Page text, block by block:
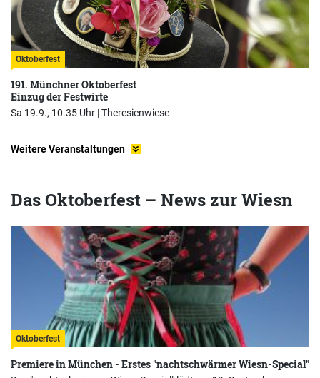
Oktoberfest
191. Münchner Oktoberfest
Einzug der Festwirte
Sa 19.9., 10.35 Uhr |Theresienwiese
Weitere Veranstaltungen
Das Oktoberfest – News zur Wiesn
Oktoberfest
Premiere in München - Erstes "nachtschwärmer Wiesn-Special"